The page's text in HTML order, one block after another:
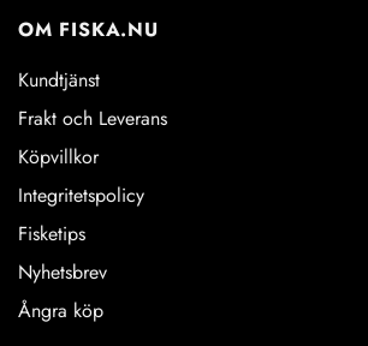
OM FISKA.NU
Kundtjänst
Frakt och Leverans
Köpvillkor
Integritetspolicy
Fisketips
Nyhetsbrev
Ångra köp